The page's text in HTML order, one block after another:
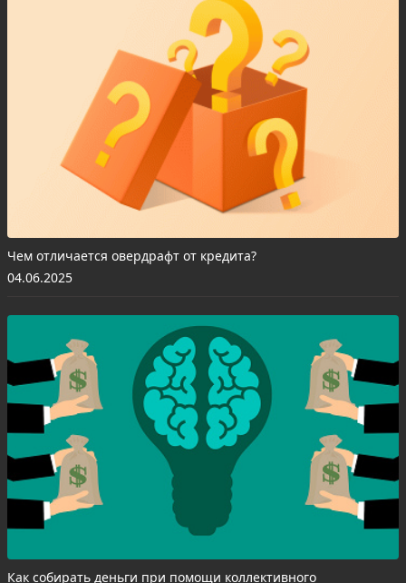
Чем отличается овердрафт от кредита?
04.06.2025
Как собирать деньги при помощи коллективного